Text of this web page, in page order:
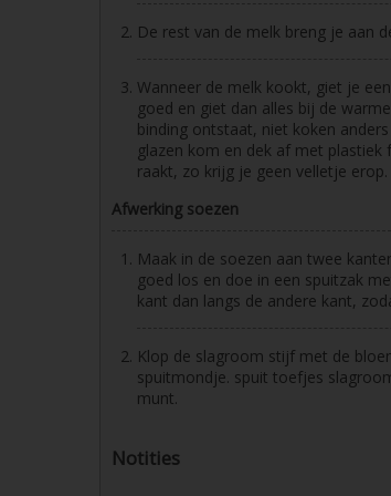
De rest van de melk breng je aan
Wanneer de melk kookt, giet je
goed en giet dan alles bij de
binding ontstaat, niet koken
glazen kom en dek af met
raakt, zo krijg je geen velletje
Afwerking soezen
Maak in de soezen aan twee
goed los en doe in een spuitzak
kant dan langs de andere kant,
Klop de slagroom stijf met de
spuitmondje. spuit toefjes
munt.
Notities